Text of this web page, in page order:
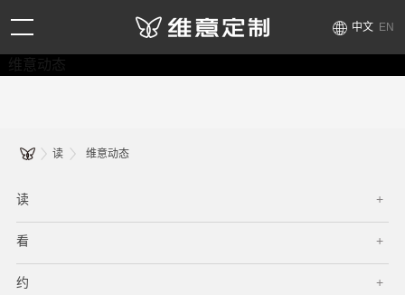
中文 EN
维意动态
读 维意动态
读
看
约